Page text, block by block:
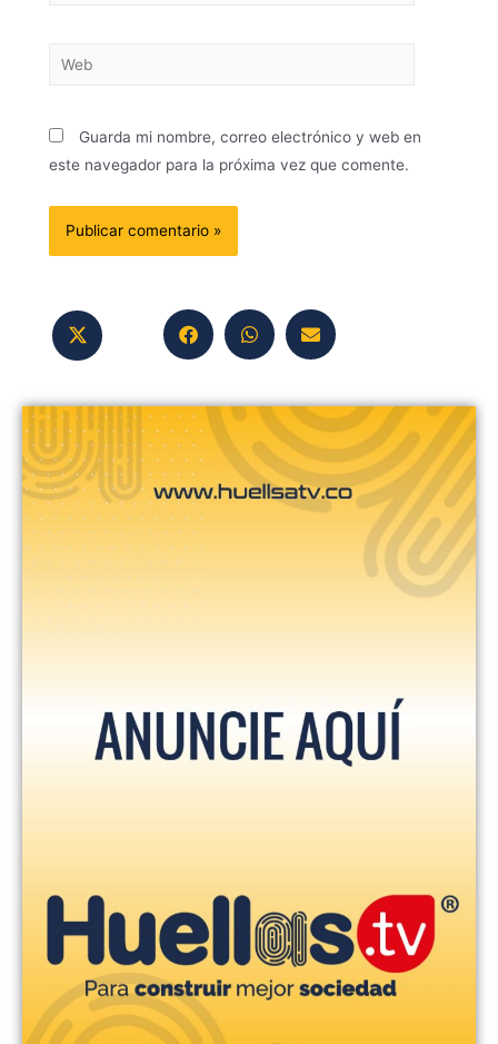
Guarda mi nombre, correo electrónico y web en
este navegador para la próxima vez que comente.